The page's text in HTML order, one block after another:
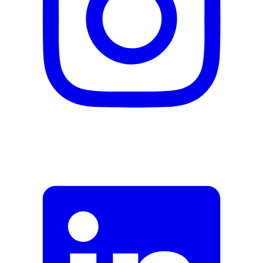
Fermer le formulaire
Envoyer
Signaler des données erronées